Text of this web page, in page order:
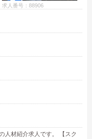
求人番号：88906
人材紹介求人です。 【スク